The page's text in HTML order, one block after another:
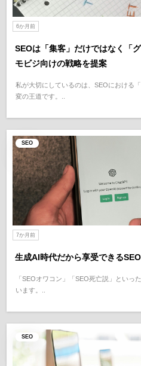
6か月前
SEOは「集客」だけではなく「
モビジ向けの戦略を提案
私が大切にしているのは、SEOにおける
変の王道です。..
SEO
7か月前
生成AI時代だから享受できる
「SEOオワコン」「SEO死亡説」といっ
います。..
SEO